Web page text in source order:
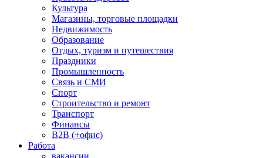
Культура
Магазины, торговые площадки
Недвижимость
Образование
Отдых, туризм и путешествия
Праздники
Промышленность
Связь и СМИ
Спорт
Строительство и ремонт
Транспорт
Финансы
B2B (+офис)
Работа
вакансии